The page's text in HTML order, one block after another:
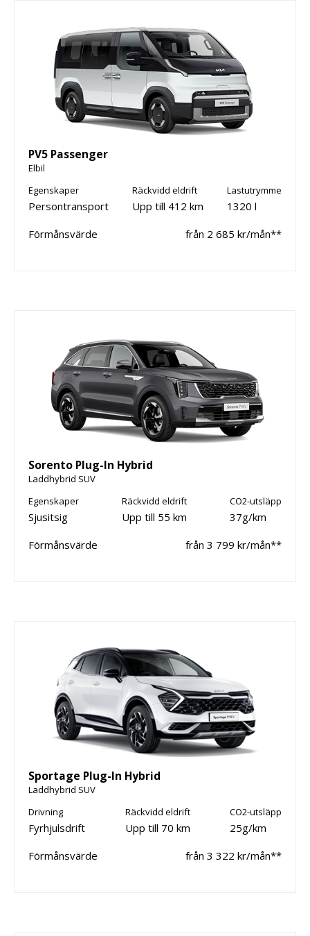
PV5 Passenger
Elbil
Egenskaper
Persontransport
Räckvidd eldrift
Upp till 412 km
Lastutrymme
1320 l
Förmånsvärde
från 2 685 kr/mån**
Sorento Plug-In Hybrid
Laddhybrid SUV
Egenskaper
Sjusitsig
Räckvidd eldrift
Upp till 55 km
CO2-utsläpp
37g/km
Förmånsvärde
från 3 799 kr/mån**
Sportage Plug-In Hybrid
Laddhybrid SUV
Drivning
Fyrhjulsdrift
Räckvidd eldrift
Upp till 70 km
CO2-utsläpp
25g/km
Förmånsvärde
från 3 322 kr/mån**